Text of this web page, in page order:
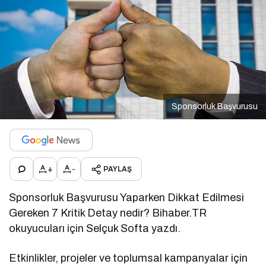
Sponsorluk Başvurusu
+ - PAYLAŞ
Sponsorluk Başvurusu Yaparken Dikkat Edilmesi
Gereken 7 Kritik Detay nedir? Bihaber.TR
okuyucuları için Selçuk Softa yazdı.
Etkinlikler, projeler ve toplumsal kampanyalar için